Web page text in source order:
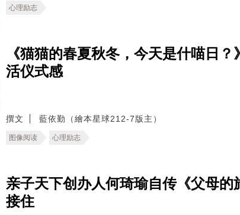
心理励志
《猫猫的春夏秋冬，今天是什喵日
活仪式感
撰文 藍依勤（繪本星球212-7版主）
图像阅读 心理励志
亲子天下创办人何琦瑜自传《父母
接住